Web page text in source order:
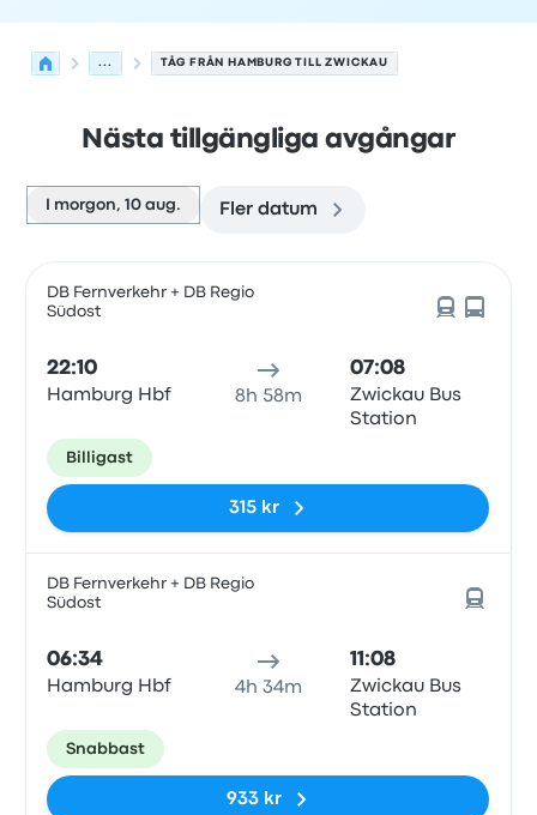
... TÅG FRÅN HAMBURG TILL ZWICKAU
Nästa tillgängliga avgångar
I morgon, 10 aug. Fler datum
DB Fernverkehr + DB Regio
Südost
22:10
Hamburg Hbf 8h 58m
07:08
Zwickau Bus
Station
Billigast
315 kr
DB Fernverkehr + DB Regio
Südost
06:34
Hamburg Hbf 4h 34m
11:08
Zwickau Bus
Station
Snabbast
933 kr